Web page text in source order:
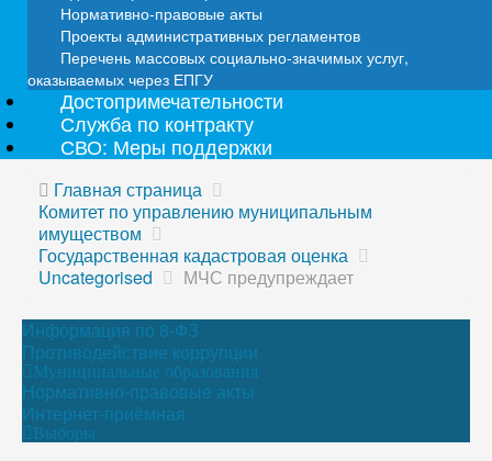
Нормативно-правовые акты
Проекты административных регламентов
Перечень массовых социально-значимых услуг,
оказываемых через ЕПГУ
Достопримечательности
Служба по контракту
СВО: Меры поддержки
Главная страница
Комитет по управлению муниципальным
имуществом
Государственная кадастровая оценка
Uncategorised
МЧС предупреждает
Информация по 8-ФЗ
Противодействие коррупции
Муниципальные образования
Нормативно-правовые акты
Интернет-приёмная
Выборы